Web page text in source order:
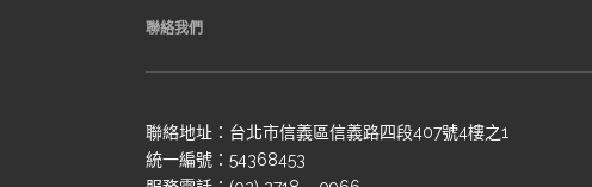
聯絡我們
聯絡地址：台北市信義區信義路四段407號4樓之1
統一編號：54368453